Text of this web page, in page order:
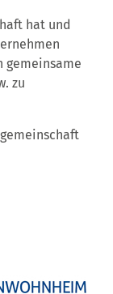
hat und
gemeinsame
zu